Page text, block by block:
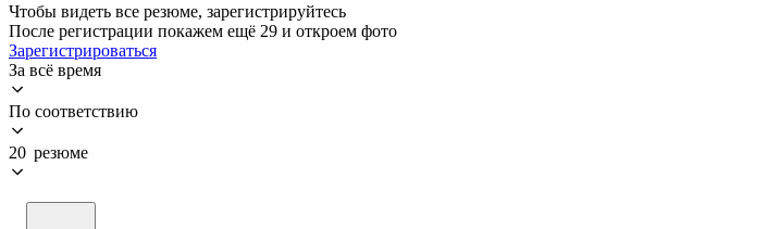
Чтобы видеть все резюме, зарегистрируйтесь
После регистрации покажем ещё 29 и откроем фото
Зарегистрироваться
За всё время
По соответствию
20 резюме